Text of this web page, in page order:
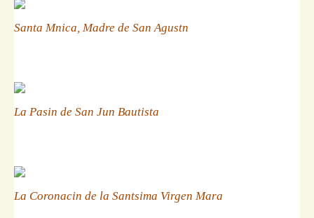
Santa Mnica, Madre de San Agustn
La Pasin de San Jun Bautista
La Coronacin de la Santsima Virgen Mara